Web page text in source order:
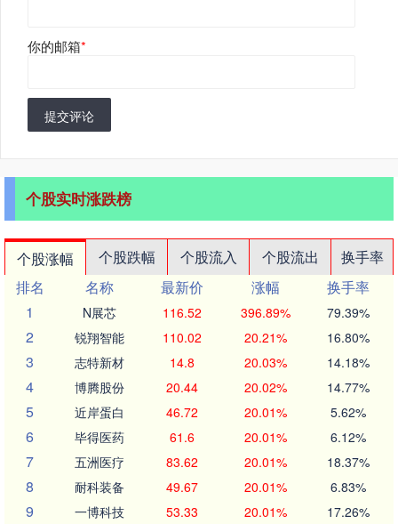
你的邮箱*
提交评论
个股实时涨跌榜
个股涨幅 个股跌幅 个股流入 个股流出
换手率
排名
名称 最新价 涨幅
换手率
1
N展芯 116.52 396.89% 79.39%
2 锐翔智能 110.02 20.21% 16.80%
3 志特新材 14.8 20.03% 14.18%
4 博腾股份 20.44 20.02% 14.77%
5 近岸蛋白 46.72 20.01% 5.62%
6 毕得医药 61.6 20.01% 6.12%
7 五洲医疗 83.62 20.01% 18.37%
8 耐科装备 49.67 20.01% 6.83%
9 一博科技 53.33 20.01% 17.26%